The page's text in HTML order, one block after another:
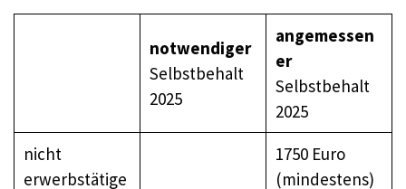
notwendiger
Selbstbehalt
2025
angemessen
er
Selbstbehalt
2025
nicht
erwerbstätige
1750 Euro
(mindestens)